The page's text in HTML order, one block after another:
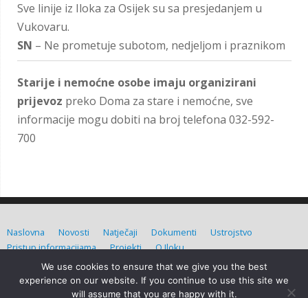
Sve linije iz Iloka za Osijek su sa presjedanjem u
Vukovaru.
SN – Ne prometuje subotom, nedjeljom i praznikom
Starije i nemoćne osobe imaju organizirani
prijevoz preko Doma za stare i nemoćne, sve
informacije mogu dobiti na broj telefona 032-592-
700
Naslovna Novosti Natječaji Dokumenti
Ustrojstvo
Pristup informacijama
Projekti O Iloku
Grad Ilok (C) Sva prava pridržana. Izradio: Admin d.o.o.
We use cookies to ensure that we give you the best
experience on our website. If you continue to use this site we
will assume that you are happy with it.